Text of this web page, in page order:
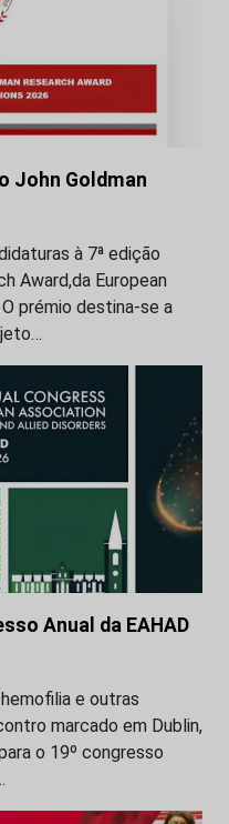
John Goldman
à 7ª edição
Award,da European
prémio destina-se a
Anual da EAHAD
e outras
marcado em Dublin,
o 19º congresso